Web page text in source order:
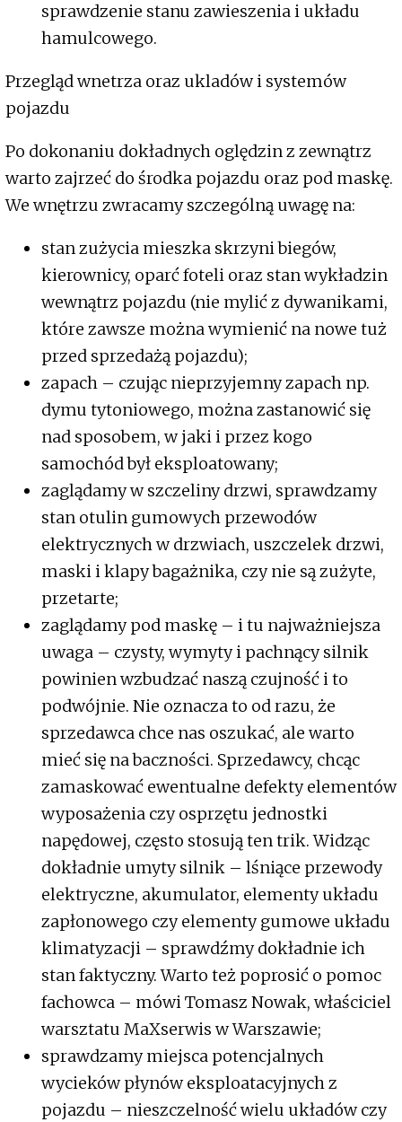
sprawdzenie stanu zawieszenia i układu
hamulcowego.
Przegląd wnetrza oraz ukladów i systemów
pojazdu
Po dokonaniu dokładnych oględzin z zewnątrz
warto zajrzeć do środka pojazdu oraz pod maskę.
We wnętrzu zwracamy szczególną uwagę na:
stan zużycia mieszka skrzyni biegów,
kierownicy, oparć foteli oraz stan wykładzin
wewnątrz pojazdu (nie mylić z dywanikami,
które zawsze można wymienić na nowe tuż
przed sprzedażą pojazdu);
zapach – czując nieprzyjemny zapach np.
dymu tytoniowego, można zastanowić się
nad sposobem, w jaki i przez kogo
samochód był eksploatowany;
zaglądamy w szczeliny drzwi, sprawdzamy
stan otulin gumowych przewodów
elektrycznych w drzwiach, uszczelek drzwi,
maski i klapy bagażnika, czy nie są zużyte,
przetarte;
zaglądamy pod maskę – i tu najważniejsza
uwaga – czysty, wymyty i pachnący silnik
powinien wzbudzać naszą czujność i to
podwójnie. Nie oznacza to od razu, że
sprzedawca chce nas oszukać, ale warto
mieć się na baczności. Sprzedawcy, chcąc
zamaskować ewentualne defekty elementów
wyposażenia czy osprzętu jednostki
napędowej, często stosują ten trik. Widząc
dokładnie umyty silnik – lśniące przewody
elektryczne, akumulator, elementy układu
zapłonowego czy elementy gumowe układu
klimatyzacji – sprawdźmy dokładnie ich
stan faktyczny. Warto też poprosić o pomoc
fachowca – mówi Tomasz Nowak, właściciel
warsztatu MaXserwis w Warszawie;
sprawdzamy miejsca potencjalnych
wycieków płynów eksploatacyjnych z
pojazdu – nieszczelność wielu układów czy